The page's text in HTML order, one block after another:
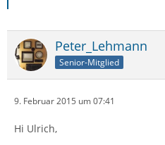
Peter_Lehmann
Senior-Mitglied
9. Februar 2015 um 07:41
Hi Ulrich,